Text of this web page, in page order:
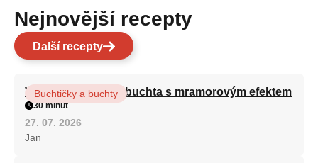
Nejnovější recepty
Další recepty
Vláčná olejová litá buchta s mramorovým efektem
Buchtičky a buchty
30 minut
27. 07. 2026
Jan